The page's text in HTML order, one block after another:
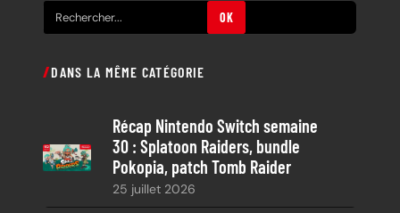
e
h
c
h
OK
DANS LA MÊME CATÉGORIE
Récap Nintendo Switch semaine
30 : Splatoon Raiders, bundle
Pokopia, patch Tomb Raider
25 juillet 2026